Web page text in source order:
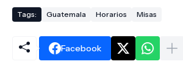
Tags: Guatemala Horarios Misas
Facebook